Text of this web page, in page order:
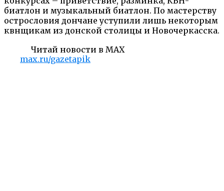
биатлон и музыкальный биатлон. По мастерству
острословия дончане уступили лишь некоторым
квнщикам из донской столицы и Новочеркасска.
Читай новости в MAX
max.ru/gazetapik